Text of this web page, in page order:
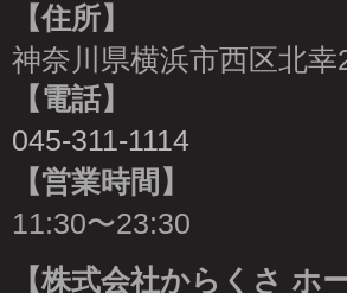
【住所】
神奈川県横浜市西区北幸
【電話】
045-311-1114
【営業時間】
11:30〜23:30
【株式会社からくさ ホ